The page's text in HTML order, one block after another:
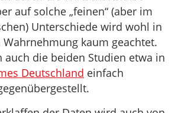
auf solche „feinen“ (aber im
Unterschiede wird wohl in
kaum geachtet.
auch die beiden Studien etwa in
Deutschland einfach